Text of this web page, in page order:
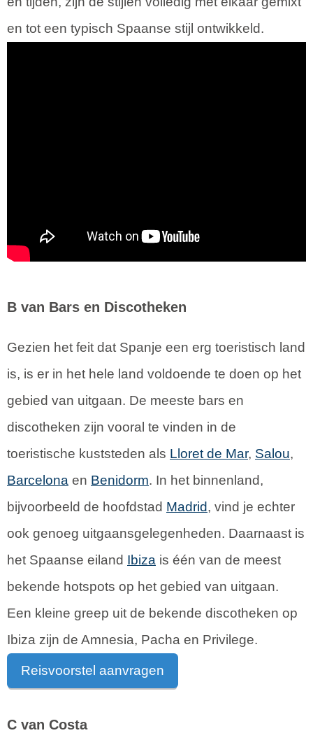
en tot een typisch Spaanse stijl ontwikkeld.
B van Bars en Discotheken
Gezien het feit dat Spanje een erg toeristisch land
is, is er in het hele land voldoende te doen op het
gebied van uitgaan. De meeste bars en
discotheken zijn vooral te vinden in de
toeristische kuststeden als Lloret de Mar, Salou,
Barcelona en Benidorm. In het binnenland,
bijvoorbeeld de hoofdstad Madrid, vind je echter
ook genoeg uitgaansgelegenheden. Daarnaast is
het Spaanse eiland Ibiza is één van de meest
bekende hotspots op het gebied van uitgaan.
Een kleine greep uit de bekende discotheken op
Ibiza zijn de Amnesia, Pacha en Privilege.
Reisvoorstel aanvragen
C van Costa